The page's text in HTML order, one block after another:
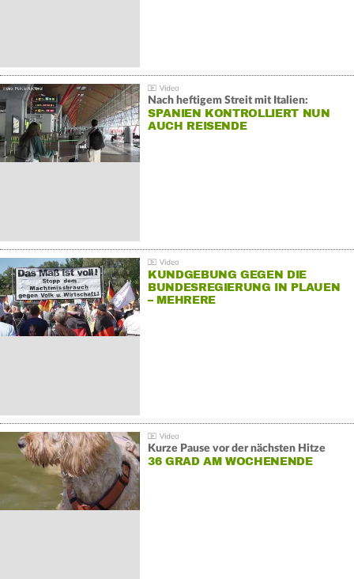
Nach heftigem Streit mit Italien:
SPANIEN KONTROLLIERT NUN
AUCH REISENDE
KUNDGEBUNG GEGEN DIE
BUNDESREGIERUNG IN PLAUEN
– MEHRERE
Kurze Pause vor der nächsten Hitze
36 GRAD AM WOCHENENDE